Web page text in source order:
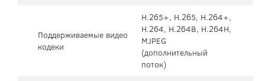
Поддерживаемые видео
кодеки
H.265+, H.265, H.264+,
H.264, H.264B, H.264H,
MJPEG
(дополнительный
поток)